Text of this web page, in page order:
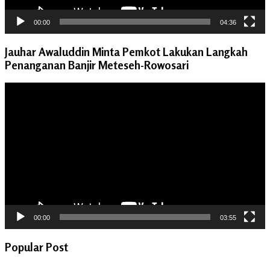
00:00 04:36
Jauhar Awaluddin Minta Pemkot Lakukan Langkah
Penanganan Banjir Meteseh-Rowosari
00:00 03:55
Popular Post